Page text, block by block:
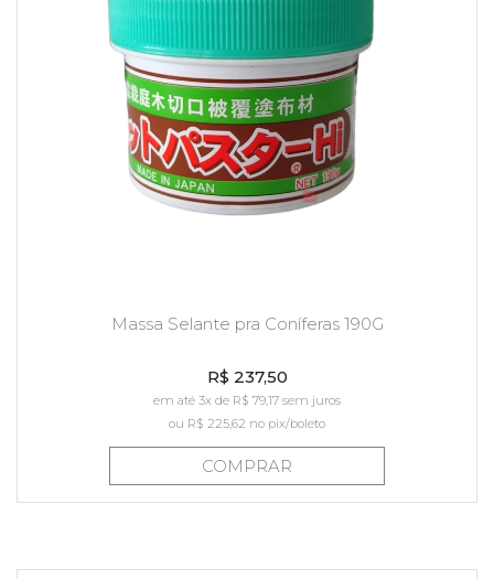
Massa Selante pra Coníferas 190G
R$ 237,50
em até 3x de R$ 79,17 sem juros
ou R$ 225,62 no pix/boleto
COMPRAR